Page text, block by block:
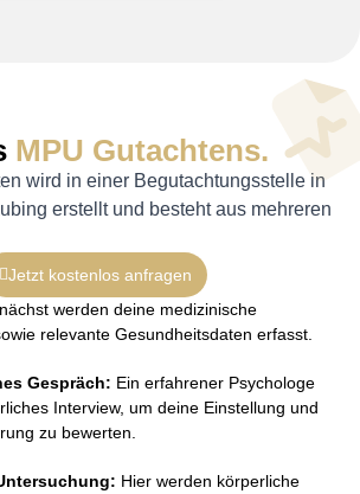
MPU Gutachtens.
wird in einer Begutachtungsstelle in
erstellt und besteht aus mehreren
Jetzt kostenlos anfragen
werden deine medizinische
relevante Gesundheitsdaten erfasst.
Gespräch: Ein erfahrener Psychologe
Interview, um deine Einstellung und
zu bewerten.
Hier werden körperliche